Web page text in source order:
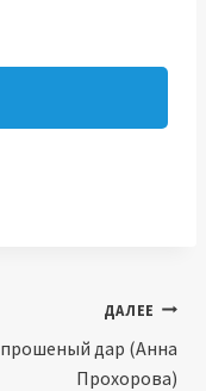
ДАЛЕЕ
дар (Анна
Прохорова)